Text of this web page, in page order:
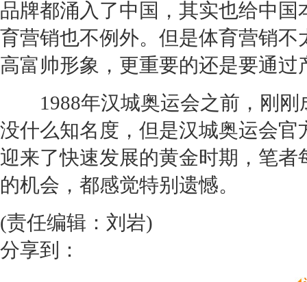
品牌都涌入了中国，其实也给中国
育营销也不例外。但是体育营销不
高富帅形象，更重要的还是要通
1988年汉城奥运会之前，刚刚
没什么知名度，但是汉城奥运会
迎来了快速发展的黄金时期，笔
的机会，都感觉特别遗憾。
(责任编辑：刘岩)
分享到：